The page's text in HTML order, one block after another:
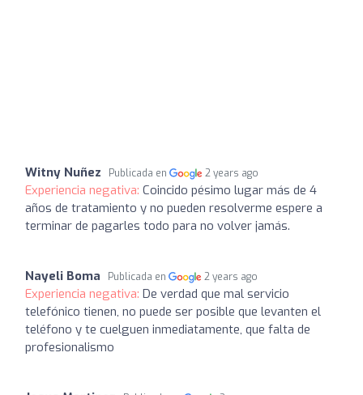
Witny Nuñez Publicada en 2 years ago
Experiencia negativa: Coincido pésimo lugar más de 4
años de tratamiento y no pueden resolverme espere a
terminar de pagarles todo para no volver jamás.
Nayeli Boma Publicada en 2 years ago
Experiencia negativa: De verdad que mal servicio
telefónico tienen, no puede ser posible que levanten el
teléfono y te cuelguen inmediatamente, que falta de
profesionalismo